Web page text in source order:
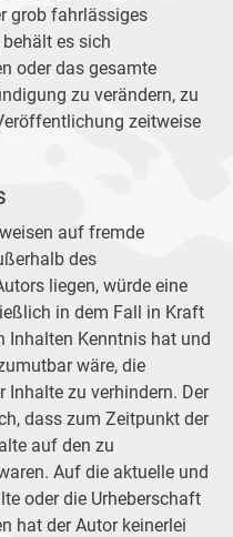
grob fahrlässiges
es sich
oder das gesamte
zu verändern, zu
zeitweise
auf fremde
des
liegen, würde eine
in dem Fall in Kraft
Inhalten Kenntnis hat und
wäre, die
zu verhindern. Der
dass zum Zeitpunkt der
auf den zu
Auf die aktuelle und
oder die Urheberschaft
hat der Autor keinerlei